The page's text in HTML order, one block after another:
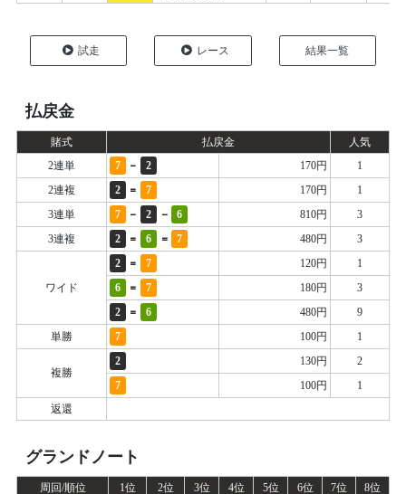
試走 レース 結果一覧
払戻金
賭式 払戻金
人気
2連単
7 - 2 170円
1
2連複
2 = 7 170円
1
3連単
7 - 2 - 6 810円
3
3連複
2 = 6 = 7 480円 3
ワイド
2 = 7 120円
1
6
= 7 180円
3
2
= 6 480円
9
単勝
7 100円 1
複勝
2 130円
2
7
100円
1
返還
グランドノート
周回/順位 1位 2位 3位 4位 5位 6位 7位
8位